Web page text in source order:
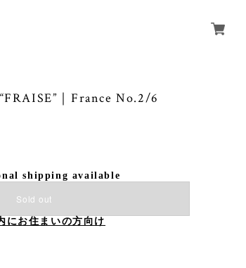
｜France No.2/6
shipping available
Sold out
にお住まいの方向け